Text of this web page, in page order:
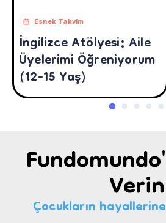
Esnek Takvim
İngilizce Atölyesi: Aile
Üyelerimi Öğreniyorum
(12-15 Yaş)
Verin
Çocukların